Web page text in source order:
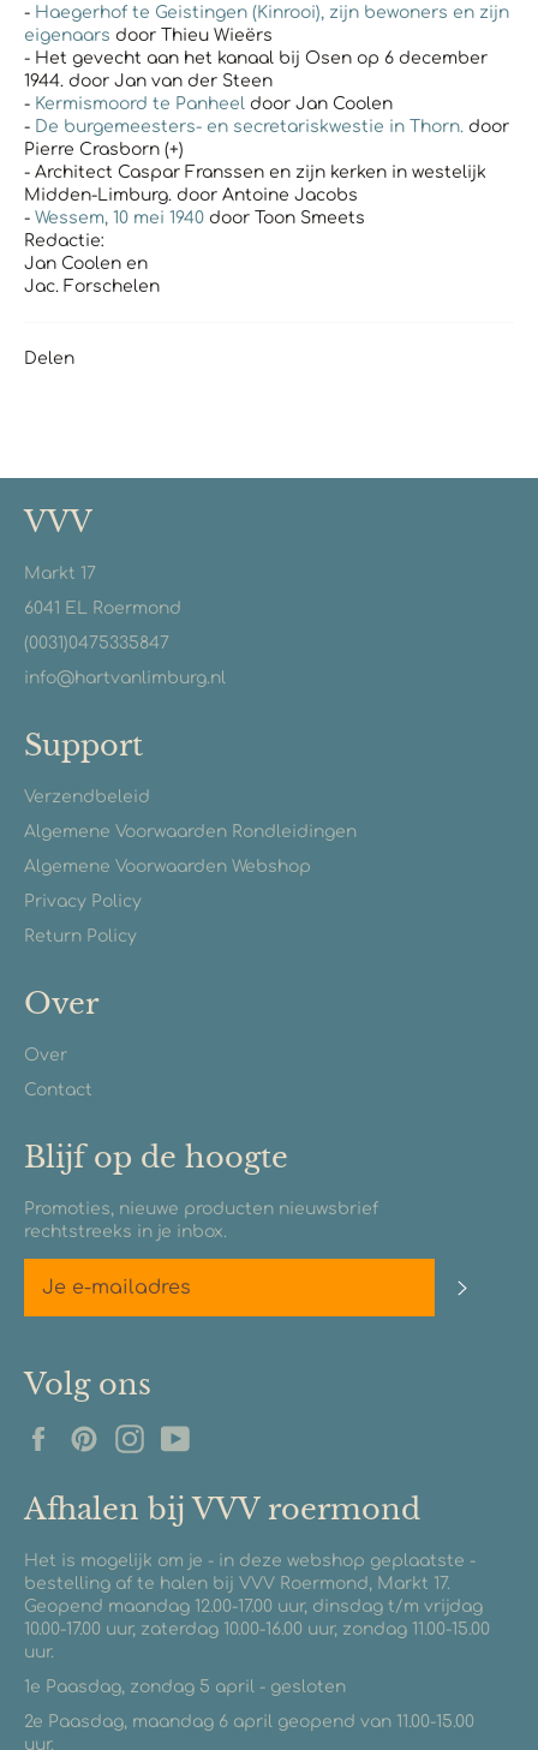
- Haegerhof te Geistingen (Kinrooi), zijn bewoners en zijn
eigenaars door Thieu Wieërs
- Het gevecht aan het kanaal bij Osen op 6 december
1944. door Jan van der Steen
- Kermismoord te Panheel door Jan Coolen
- De burgemeesters- en secretariskwestie in Thorn. door
Pierre Crasborn (+)
- Architect Caspar Franssen en zijn kerken in westelijk
Midden-Limburg. door Antoine Jacobs
- Wessem, 10 mei 1940 door Toon Smeets
Redactie:
Jan Coolen en
Jac. Forschelen
Delen
VVV
Markt 17
6041 EL Roermond
(0031)0475335847
info@hartvanlimburg.nl
Support
Verzendbeleid
Algemene Voorwaarden Rondleidingen
Algemene Voorwaarden Webshop
Privacy Policy
Return Policy
Over
Over
Contact
Blijf op de hoogte
Promoties, nieuwe producten nieuwsbrief
rechtstreeks in je inbox.
Volg ons
FacebookPinterestInstagram
Afhalen bij VVV roermond
Het is mogelijk om je - in deze webshop geplaatste -
bestelling af te halen bij VVV Roermond, Markt 17.
Geopend maandag 12.00-17.00 uur, dinsdag t/m vrijdag
10.00-17.00 uur, zaterdag 10.00-16.00 uur, zondag 11.00-15.00
uur.
1e Paasdag, zondag 5 april - gesloten
2e Paasdag, maandag 6 april geopend van 11.00-15.00
uur.